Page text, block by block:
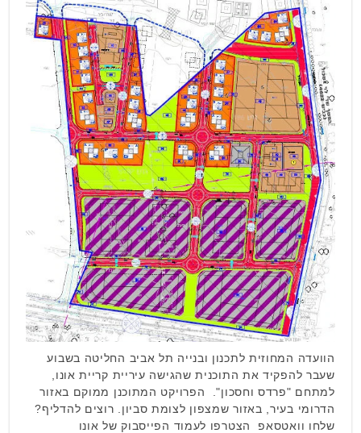
הוועדה המחוזית לתכנון ובנייה תל אביב החליטה בשבוע
שעבר להפקיד את התוכנית שהגישה עיריית קריית אונו,
למתחם "פרדס וחסכון". הפרויקט המתוכנן ממוקם באזור
הדרומי בעיר, באזור שמצפון לצומת סביון. רוצים להדליף?
שלחו וואטסאפ הצטרפו לעמוד הפייסבוק של אונו